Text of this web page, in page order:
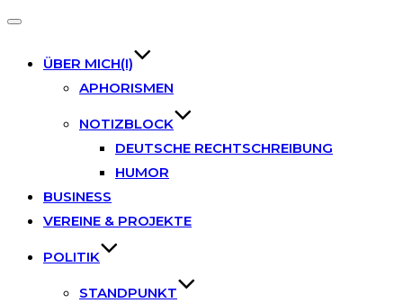
Toggle
ÜBER MICH(I)
APHORISMEN
NOTIZBLOCK
DEUTSCHE RECHTSCHREIBUNG
HUMOR
BUSINESS
VEREINE & PROJEKTE
POLITIK
STANDPUNKT